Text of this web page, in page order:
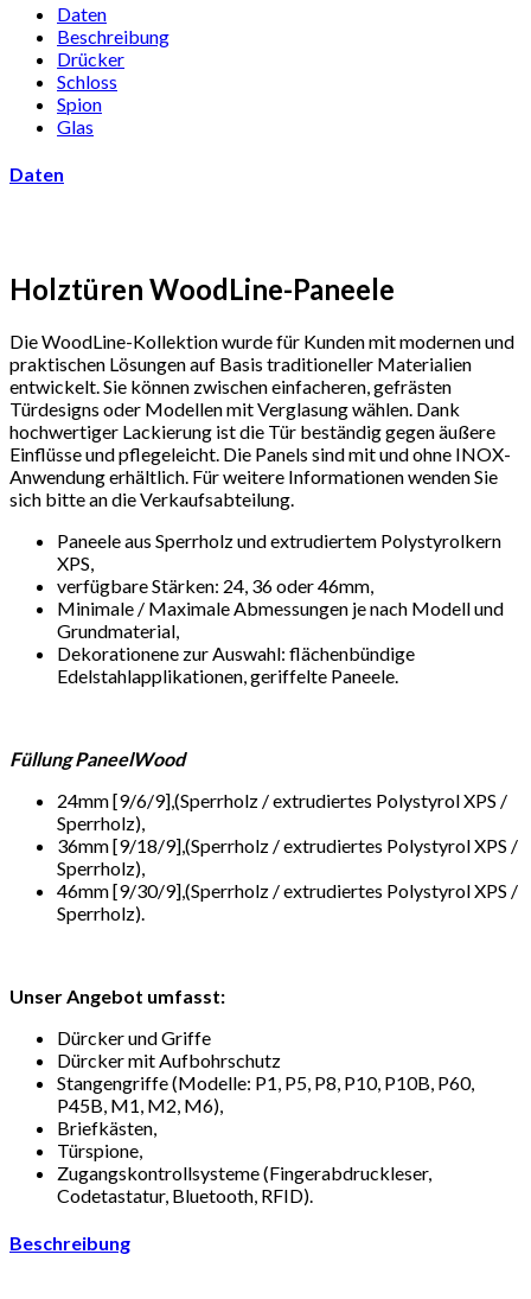
Daten
Beschreibung
Drücker
Schloss
Spion
Glas
Daten
Holztüren WoodLine-Paneele
Die WoodLine-Kollektion wurde für Kunden mit modernen und
praktischen Lösungen auf Basis traditioneller Materialien
entwickelt. Sie können zwischen einfacheren, gefrästen
Türdesigns oder Modellen mit Verglasung wählen. Dank
hochwertiger Lackierung ist die Tür beständig gegen äußere
Einflüsse und pflegeleicht. Die Panels sind mit und ohne INOX-
Anwendung erhältlich. Für weitere Informationen wenden Sie
sich bitte an die Verkaufsabteilung.
Paneele aus Sperrholz und extrudiertem Polystyrolkern
XPS,
verfügbare Stärken: 24, 36 oder 46mm,
Minimale / Maximale Abmessungen je nach Modell und
Grundmaterial,
Dekorationene zur Auswahl: flächenbündige
Edelstahlapplikationen, geriffelte Paneele.
Füllung PaneelWood
24mm [9/6/9],(Sperrholz / extrudiertes Polystyrol XPS /
Sperrholz),
36mm [9/18/9],(Sperrholz / extrudiertes Polystyrol XPS /
Sperrholz),
46mm [9/30/9],(Sperrholz / extrudiertes Polystyrol XPS /
Sperrholz).
Unser Angebot umfasst:
Dürcker und Griffe
Dürcker mit Aufbohrschutz
Stangengriffe (Modelle: P1, P5, P8, P10, P10B, P60,
P45B, M1, M2, M6),
Briefkästen,
Türspione,
Zugangskontrollsysteme (Fingerabdruckleser,
Codetastatur, Bluetooth, RFID).
Beschreibung